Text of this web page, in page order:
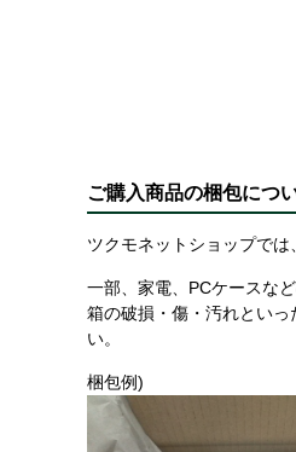
ご購入商品の梱包につ
ツクモネットショップで
一部、家電、PCケースな
箱の破損・傷・汚れとい
い。
梱包例)